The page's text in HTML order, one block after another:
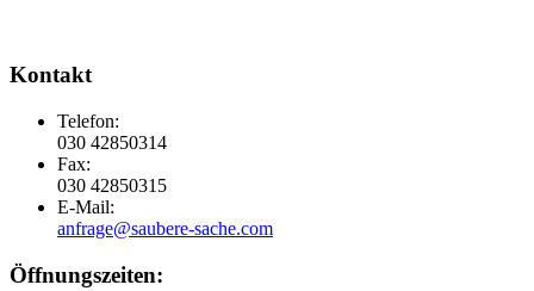
Kontakt
Telefon:
030 42850314
Fax:
030 42850315
E-Mail:
anfrage@saubere-sache.com
Öffnungszeiten: